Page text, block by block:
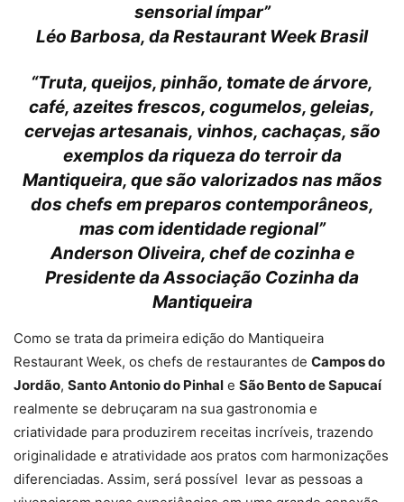
sensorial ímpar”
Léo Barbosa, da Restaurant Week Brasil
“Truta, queijos, pinhão, tomate de árvore,
café, azeites frescos, cogumelos, geleias,
cervejas artesanais, vinhos, cachaças, são
exemplos da riqueza do terroirda
Mantiqueira, que são valorizados nas mãos
dos chefs em preparos contemporâneos,
mas com identidade regional”
Anderson Oliveira, chef de cozinha e
Presidente da Associação Cozinha da
Mantiqueira
Como se trata da primeira edição do Mantiqueira
Restaurant Week, os chefs de restaurantes de Campos do
Jordão, Santo Antonio do Pinhal e São Bento de Sapucaí
realmente se debruçaram na sua gastronomia e
criatividade para produzirem receitas incríveis, trazendo
originalidade e atratividade aos pratos com harmonizações
diferenciadas. Assim, será possível levar as pessoas a